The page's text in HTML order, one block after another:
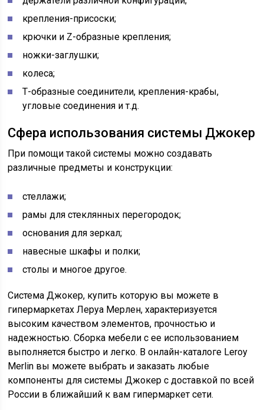
крепления-присоски;
крючки и Z-образные крепления;
ножки-заглушки;
колеса;
Т-образные соединители, крепления-крабы,
угловые соединения и т.д.
Сфера использования системы Джокер
При помощи такой системы можно создавать
различные предметы и конструкции:
стеллажи;
рамы для стеклянных перегородок;
основания для зеркал;
навесные шкафы и полки;
столы и многое другое.
Система Джокер, купить которую вы можете в
гипермаркетах Леруа Мерлен, характеризуется
высоким качеством элементов, прочностью и
надежностью. Сборка мебели с ее использованием
выполняется быстро и легко. В онлайн-каталоге Leroy
Merlin вы можете выбрать и заказать любые
компоненты для системы Джокер с доставкой по всей
России в ближайший к вам гипермаркет сети.